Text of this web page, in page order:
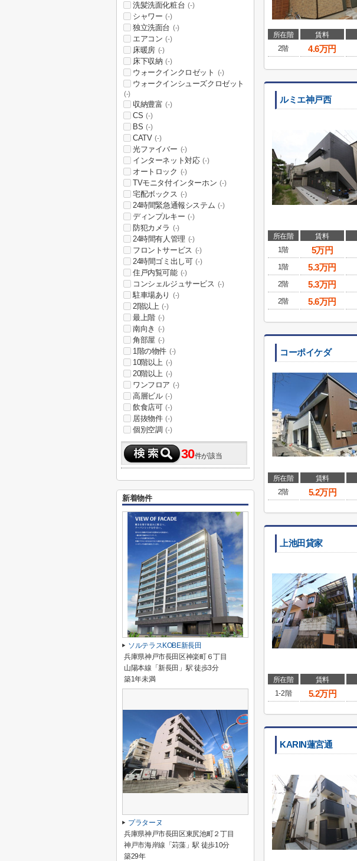
所在階 賃料
2階
4.6万円
ルミエ神戸西
所在階 賃料
1階
5万円
1階
5.3万円
2階
5.3万円
2階
5.6万円
コーポイケダ
所在階 賃料
2階
5.2万円
上池田貸家
所在階 賃料
1-2階
5.2万円
KARIN蓮宮通
洗髪洗面化粧台 (-)
シャワー (-)
独立洗面台 (-)
エアコン (-)
床暖房 (-)
床下収納 (-)
ウォークインクロゼット (-)
ウォークインシューズクロゼット
(-)
収納豊富 (-)
CS (-)
BS (-)
CATV (-)
光ファイバー (-)
インターネット対応 (-)
オートロック (-)
TVモニタ付インターホン (-)
宅配ボックス (-)
24時間緊急通報システム (-)
ディンプルキー (-)
防犯カメラ (-)
24時間有人管理 (-)
フロントサービス (-)
24時間ゴミ出し可 (-)
住戸内覧可能 (-)
コンシェルジュサービス (-)
駐車場あり (-)
2階以上 (-)
最上階 (-)
南向き (-)
角部屋 (-)
1階の物件 (-)
10階以上 (-)
20階以上 (-)
ワンフロア (-)
高層ビル (-)
飲食店可 (-)
居抜物件 (-)
個別空調 (-)
30件が該当
新着物件
ソルテラスKOBE新長田
兵庫県神戸市長田区神楽町６丁目
山陽本線「新長田」駅 徒歩3分
築1年未満
プラターヌ
兵庫県神戸市長田区東尻池町２丁目
神戸市海岸線「苅藻」駅 徒歩10分
築29年